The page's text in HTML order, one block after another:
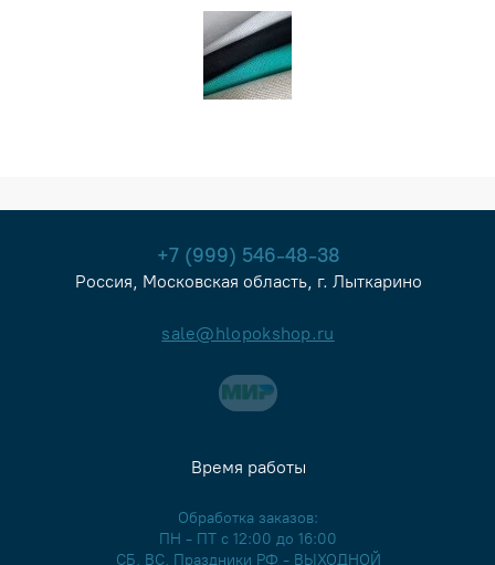
+7 (999) 546-48-38
Россия, Московская область, г. Лыткарино
sale@hlopokshop.ru
Время работы
Обработка заказов:
ПН - ПТ с 12:00 до 16:00
СБ, ВС, Праздники РФ - ВЫХОДНОЙ